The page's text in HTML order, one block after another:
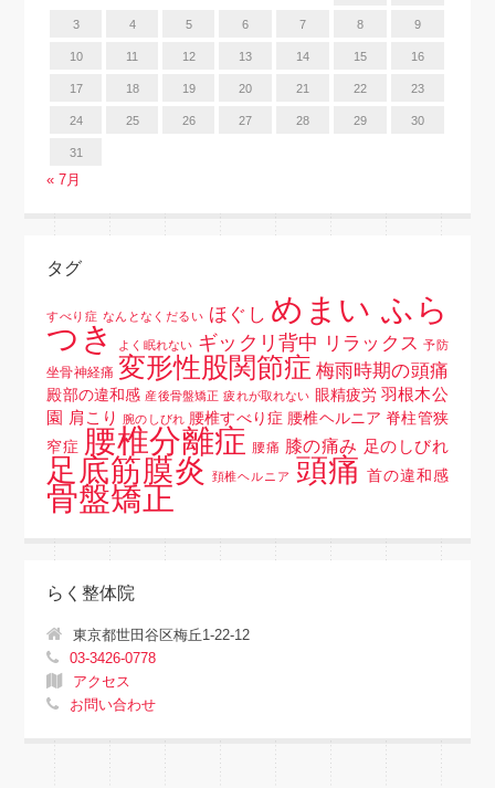
3 4 5 6 7 8 9
10 11 12 13 14 15 16
17 18 19 20 21 22 23
24 25 26 27 28 29 30
31
« 7月
タグ
すべり症 なんとなくだるい ほぐし めまい ふら
つき
よく眠れない ギックリ背中 リラックス 予防
坐骨神経痛 変形性股関節症 梅雨時期の頭痛
殿部の違和感 産後骨盤矯正 疲れが取れない 眼精疲労 羽根木公
園 肩こり 腕のしびれ 腰椎すべり症 腰椎ヘルニア 脊柱管狭
窄症 腰椎分離症 腰痛 膝の痛み 足のしびれ
足底筋膜炎 頚椎ヘルニア 頭痛 首の違和感
骨盤矯正
らく整体院
東京都世田谷区梅丘1-22-12
03-3426-0778
アクセス
お問い合わせ